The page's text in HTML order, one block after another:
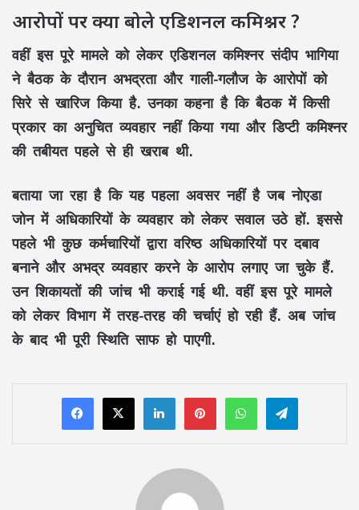
आरोपों पर क्या बोले एडिशनल कमिश्नर ?
वहीं इस पूरे मामले को लेकर एडिशनल कमिश्नर संदीप भागिया
ने बैठक के दौरान अभद्रता और गाली-गलौज के आरोपों को
सिरे से खारिज किया है. उनका कहना है कि बैठक में किसी
प्रकार का अनुचित व्यवहार नहीं किया गया और डिप्टी कमिश्नर
की तबीयत पहले से ही खराब थी.
बताया जा रहा है कि यह पहला अवसर नहीं है जब नोएडा
जोन में अधिकारियों के व्यवहार को लेकर सवाल उठे हों. इससे
पहले भी कुछ कर्मचारियों द्वारा वरिष्ठ अधिकारियों पर दबाव
बनाने और अभद्र व्यवहार करने के आरोप लगाए जा चुके हैं.
उन शिकायतों की जांच भी कराई गई थी. वहीं इस पूरे मामले
को लेकर विभाग में तरह-तरह की चर्चाएं हो रही हैं. अब जांच
के बाद भी पूरी स्थिति साफ हो पाएगी.
LinkedInPinterestWhatsAppTelegram